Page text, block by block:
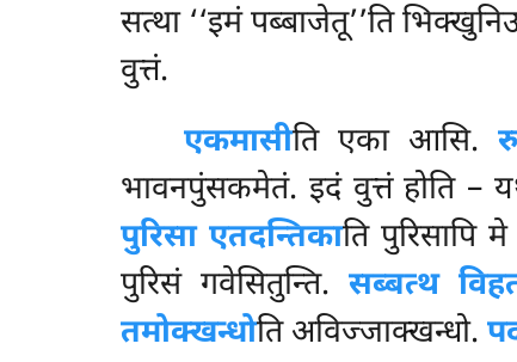
सत्था ‘‘इमं पब्बाजेतू’’ति
वुत्तं.
एकमासीति एका आसि.
भावनपुंसकमेतं. इदं वुत्तं होति –
पुरिसा एतदन्तिकाति पुरिसापि
पुरिसं गवेसितुन्ति. सब्बत्थ
तमोक्खन्धोति अविज्जाक्खन्धो.